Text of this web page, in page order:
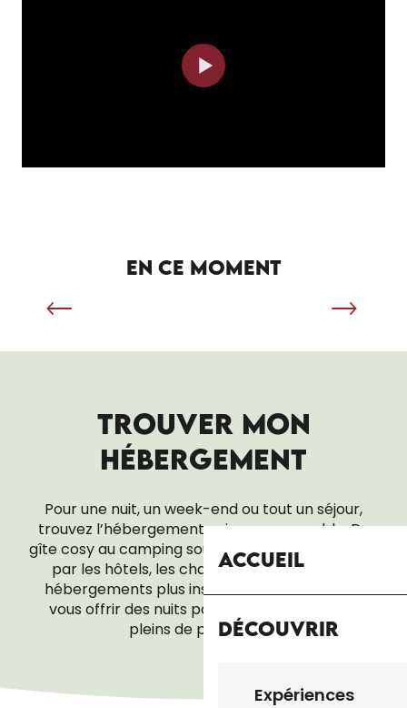
Accueil
Découvrir
Expériences
EN CE MOMENT
TROUVER MON
HÉBERGEMENT
Pour une nuit, un week-end ou tout un séjour,
trouvez l’hébergement qui vous ressemble. Du
gîte cosy au camping sous les étoiles, en passant
par les hôtels, les chambres d’hôtes ou les
hébergements plus insolites, tout est là pour
vous offrir des nuits paisibles… et des réveils
pleins de promesses.